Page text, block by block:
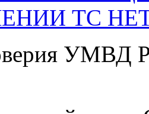
ТС
УМВД